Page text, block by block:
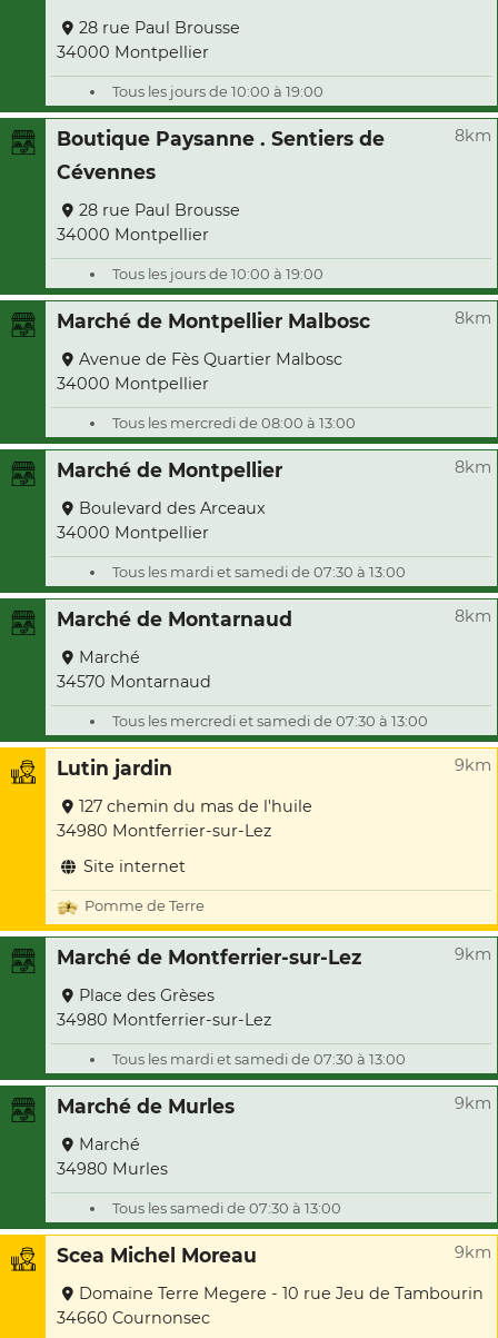
28 rue Paul Brousse
34000 Montpellier
Tous les jours de 10:00 à 19:00
Boutique Paysanne . Sentiers de
Cévennes
8km
28 rue Paul Brousse
34000 Montpellier
Tous les jours de 10:00 à 19:00
Marché de Montpellier Malbosc 8km
Avenue de Fès Quartier Malbosc
34000 Montpellier
Tous les mercredi de 08:00 à 13:00
Marché de Montpellier 8km
Boulevard des Arceaux
34000 Montpellier
Tous les mardi et samedi de 07:30 à 13:00
Marché de Montarnaud 8km
Marché
34570 Montarnaud
Tous les mercredi et samedi de 07:30 à 13:00
Lutin jardin 9km
127 chemin du mas de l'huile
34980 Montferrier-sur-Lez
Site internet
Pomme de Terre
Marché de Montferrier-sur-Lez 9km
Place des Grèses
34980 Montferrier-sur-Lez
Tous les mardi et samedi de 07:30 à 13:00
Marché de Murles 9km
Marché
34980 Murles
Tous les samedi de 07:30 à 13:00
Scea Michel Moreau 9km
Domaine Terre Megere - 10 rue Jeu de Tambourin
34660 Cournonsec